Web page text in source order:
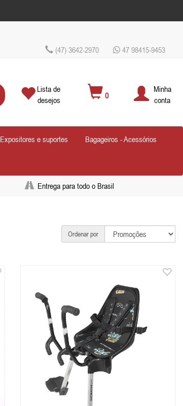
(47) 3642-2970 47 98415-9453
Lista de
desejos
0
Minha
conta
Expositores e suportes Bagageiros - Acessórios
Entrega para todo o Brasil
Ordenar por